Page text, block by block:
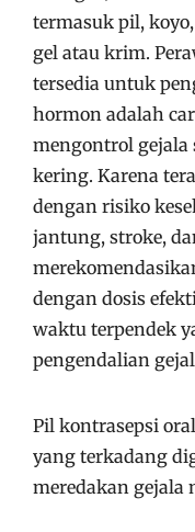
termasuk pil,
gel atau krim.
tersedia untuk
hormon adalah
mengontrol gejala
kering. Karena
dengan risiko
jantung, stroke,
dengan dosis
waktu terpendek
pengendalian
Pil kontrasepsi
yang terkadang
meredakan gejala